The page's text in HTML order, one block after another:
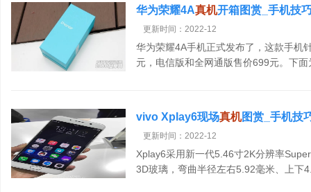
华为荣耀4A真机开箱图赏_手机技
更新时间：2022-12
华为荣耀4A手机正式发布了，这款手机
元，电信版和全网通版售价699元。下
vivo Xplay6现场真机图赏_手机技
更新时间：2022-12
Xplay6采用新一代5.46寸2K分辨率
3D玻璃，弯曲半径左右5.92毫米、上下